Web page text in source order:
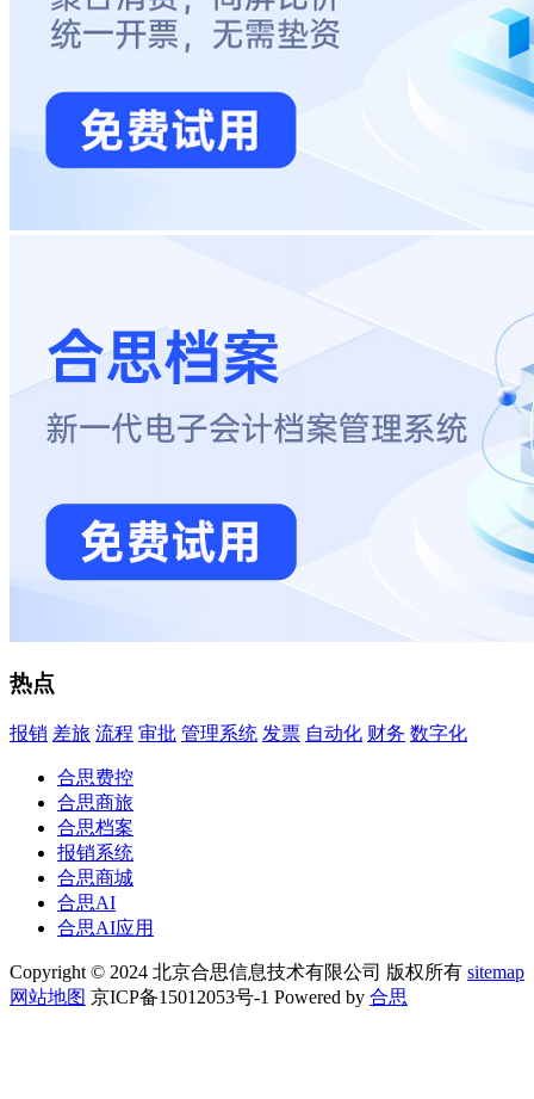
热点
报销 差旅 流程 审批 管理系统 发票 自动化 财务 数字化
合思费控
合思商旅
合思档案
报销系统
合思商城
合思AI
合思AI应用
Copyright © 2024 北京合思信息技术有限公司 版权所有 sitemap
网站地图 京ICP备15012053号-1 Powered by 合思